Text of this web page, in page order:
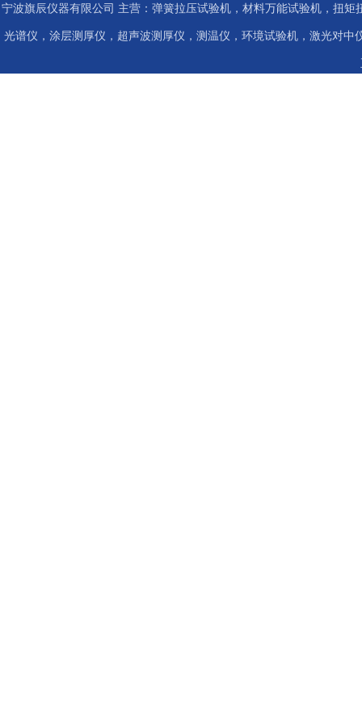
宁波旗辰仪器有限公司 主营：弹簧拉压试验机，材料万能试验机，扭
光谱仪，涂层测厚仪，超声波测厚仪，测温仪，环境试验机，激光对